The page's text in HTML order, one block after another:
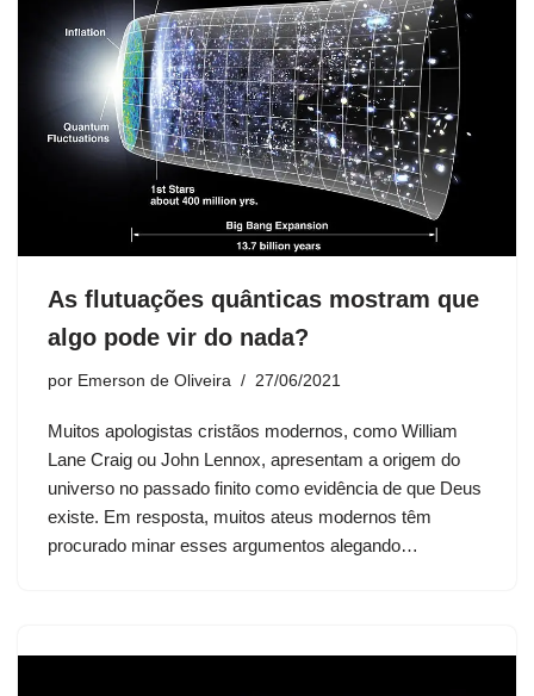
As flutuações quânticas mostram que
algo pode vir do nada?
por Emerson de Oliveira 27/06/2021
Muitos apologistas cristãos modernos, como William
Lane Craig ou John Lennox, apresentam a origem do
universo no passado finito como evidência de que Deus
existe. Em resposta, muitos ateus modernos têm
procurado minar esses argumentos alegando…